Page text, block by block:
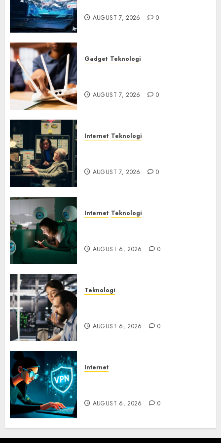
AUGUST 7, 2026 0
Gadget Teknologi
AUGUST 7, 2026 0
Internet Teknologi
AUGUST 7, 2026 0
Internet Teknologi
AUGUST 6, 2026 0
Teknologi
AUGUST 6, 2026 0
Internet
AUGUST 6, 2026 0